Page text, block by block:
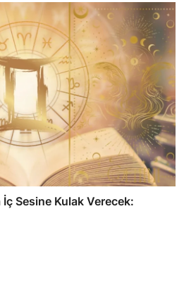
Sesine Kulak Verecek: